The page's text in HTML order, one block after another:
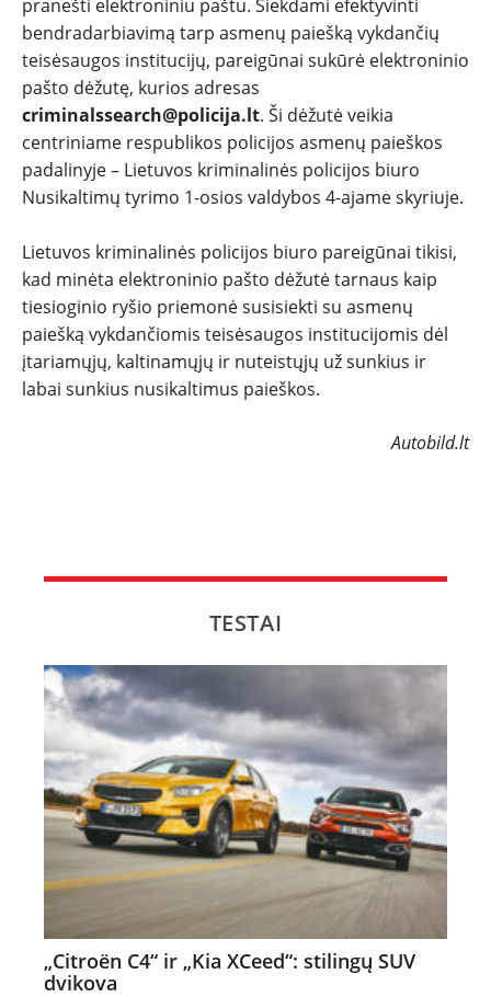
TESTAI
NAUJI
NAUDOTI
REPORTAŽAI
SPORTAS
PATARIMAI
pranešti elektroniniu paštu. Siekdami efektyvinti
bendradarbiavimą tarp asmenų paiešką vykdančių
teisėsaugos institucijų, pareigūnai sukūrė elektroninio
pašto dėžutę, kurios adresas
criminalssearch@policija.lt. Ši dėžutė veikia
centriniame respublikos policijos asmenų paieškos
padalinyje – Lietuvos kriminalinės policijos biuro
Nusikaltimų tyrimo 1-osios valdybos 4-ajame skyriuje.
Lietuvos kriminalinės policijos biuro pareigūnai tikisi,
kad minėta elektroninio pašto dėžutė tarnaus kaip
tiesioginio ryšio priemonė susisiekti su asmenų
paiešką vykdančiomis teisėsaugos institucijomis dėl
įtariamųjų, kaltinamųjų ir nuteistųjų už sunkius ir
labai sunkius nusikaltimus paieškos.
Autobild.lt
TESTAI
„Citroën C4“ ir „Kia XCeed“: stilingų SUV
dvikova